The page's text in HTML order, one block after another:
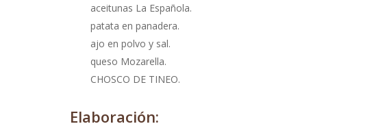
aceitunas La Española.
patata en panadera.
ajo en polvo y sal.
queso Mozarella.
CHOSCO DE TINEO.
Elaboración: